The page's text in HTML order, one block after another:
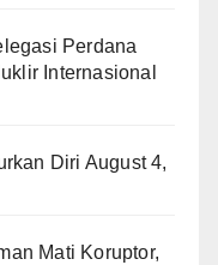
Perdana
Internasional
Diri August 4,
Mati Koruptor,